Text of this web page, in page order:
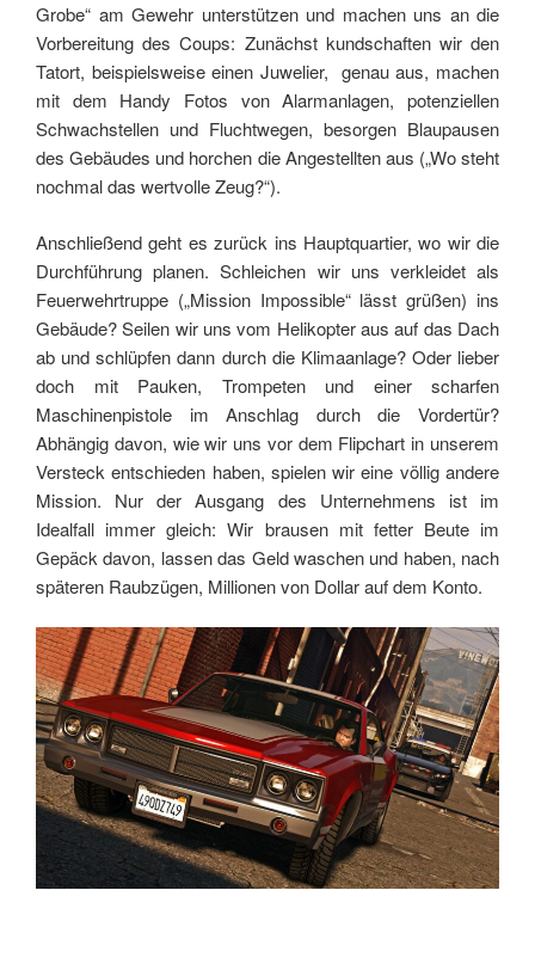
Grobe“ am Gewehr unterstützen und machen uns an die
Vorbereitung des Coups: Zunächst kundschaften wir den
Tatort, beispielsweise einen Juwelier, genau aus, machen
mit dem Handy Fotos von Alarmanlagen, potenziellen
Schwachstellen und Fluchtwegen, besorgen Blaupausen
des Gebäudes und horchen die Angestellten aus („Wo steht
nochmal das wertvolle Zeug?“).
Anschließend geht es zurück ins Hauptquartier, wo wir die
Durchführung planen. Schleichen wir uns verkleidet als
Feuerwehrtruppe („Mission Impossible“ lässt grüßen) ins
Gebäude? Seilen wir uns vom Helikopter aus auf das Dach
ab und schlüpfen dann durch die Klimaanlage? Oder lieber
doch mit Pauken, Trompeten und einer scharfen
Maschinenpistole im Anschlag durch die Vordertür?
Abhängig davon, wie wir uns vor dem Flipchart in unserem
Versteck entschieden haben, spielen wir eine völlig andere
Mission. Nur der Ausgang des Unternehmens ist im
Idealfall immer gleich: Wir brausen mit fetter Beute im
Gepäck davon, lassen das Geld waschen und haben, nach
späteren Raubzügen, Millionen von Dollar auf dem Konto.